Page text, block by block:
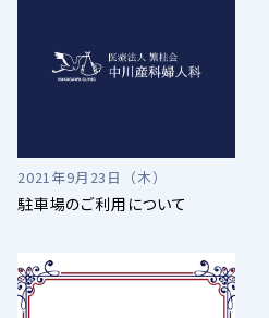
2021年9月23日（木）
駐車場のご利用について